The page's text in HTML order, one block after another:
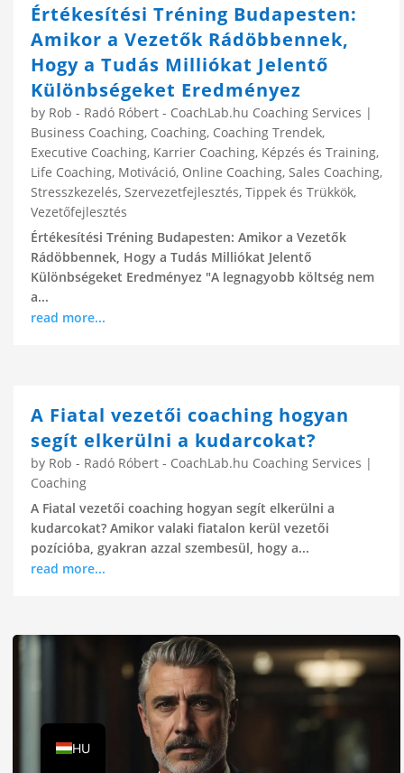
Értékesítési Tréning Budapesten:
Amikor a Vezetők Rádöbbennek,
Hogy a Tudás Milliókat Jelentő
Különbségeket Eredményez
by Rob - Radó Róbert - CoachLab.hu Coaching Services |
Business Coaching, Coaching, Coaching Trendek,
Executive Coaching, Karrier Coaching, Képzés és Training,
Life Coaching, Motiváció, Online Coaching, Sales Coaching,
Stresszkezelés, Szervezetfejlesztés, Tippek és Trükkök,
Vezetőfejlesztés
Értékesítési Tréning Budapesten: Amikor a Vezetők
Rádöbbennek, Hogy a Tudás Milliókat Jelentő
Különbségeket Eredményez "A legnagyobb költség nem
a...
read more...
A Fiatal vezetői coaching hogyan
segít elkerülni a kudarcokat?
by Rob - Radó Róbert - CoachLab.hu Coaching Services |
Coaching
A Fiatal vezetői coaching hogyan segít elkerülni a
kudarcokat? Amikor valaki fiatalon kerül vezetői
pozícióba, gyakran azzal szembesül, hogy a...
read more...
HU